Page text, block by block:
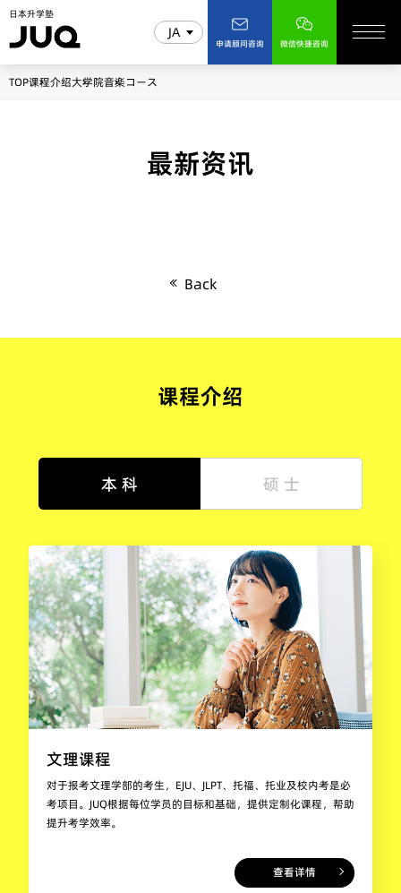
日本升学塾
JA
申请顾问咨询 微信快捷咨询
TOP课程介绍大学院音楽コース
最新资讯
Back
课程介绍
本 科 硕 士
文理课程
对于报考文理学部的考生，EJU、JLPT、托福、托业及校内考是必
考项目。JUQ根据每位学员的目标和基础，提供定制化课程，帮助
提升考学效率。
查看详情